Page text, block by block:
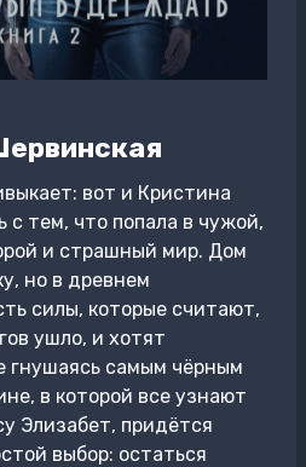
вот и Кристина
с тем, что попала в чужой,
и страшный мир. Дом
но в древнем
силы, которые считают,
ушло, и хотят
гнушаясь самым чёрным
в которой все узнают
Элизабет, придётся
выбор: остаться